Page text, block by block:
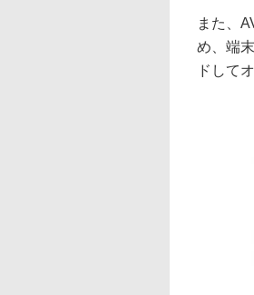
また、
め、端
ドして